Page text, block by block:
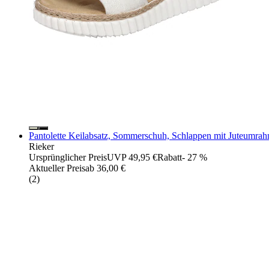
Pantolette Keilabsatz, Sommerschuh, Schlappen mit
Rieker
Ursprünglicher PreisUVP 49,95 €Rabatt- 27 %
Aktueller Preisab 36,00 €
(2)